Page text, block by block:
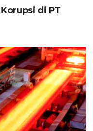
di PT